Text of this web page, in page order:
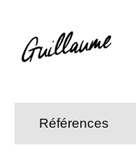
Références